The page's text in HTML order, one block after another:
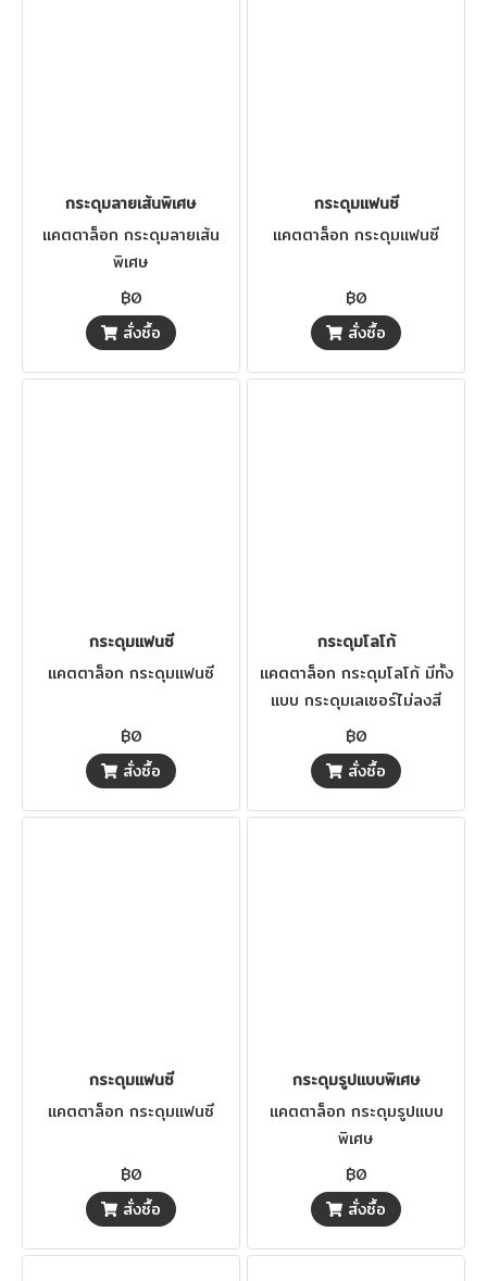
กระดุมลายเส้นพิเศษ
แคตตาล็อก กระดุมลายเส้น
พิเศษ
฿0
สั่งซื้อ
กระดุมแฟนซี
แคตตาล็อก กระดุมแฟนซี
฿0
สั่งซื้อ
กระดุมแฟนซี
แคตตาล็อก กระดุมแฟนซี
฿0
สั่งซื้อ
กระดุมโลโก้
แคตตาล็อก กระดุมโลโก้ มีทั้ง
แบบ กระดุมเลเซอร์ไม่ลงสี
กระดุมเลเซอร์ลงสี และ กระดุม
สกรีน
฿0
สั่งซื้อ
กระดุมแฟนซี
แคตตาล็อก กระดุมแฟนซี
฿0
สั่งซื้อ
กระดุมรูปแบบพิเศษ
แคตตาล็อก กระดุมรูปแบบ
พิเศษ
฿0
สั่งซื้อ